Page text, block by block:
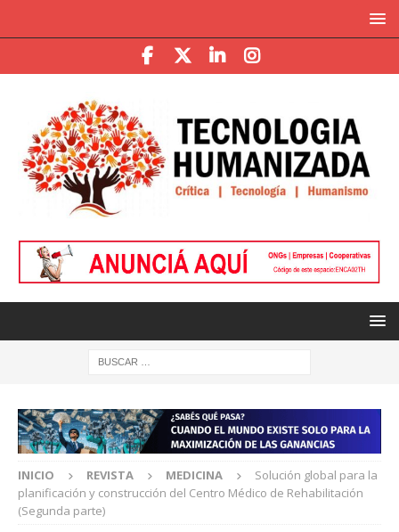
INICIO REVISTA MEDICINA
Solución global para la
planificación y construcción del Centro Médico de Rehabilitación
(Segunda parte)